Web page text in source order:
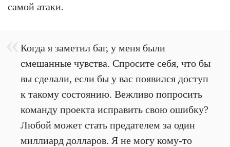
самой атаки.
Когда я заметил баг, у меня были
смешанные чувства. Спросите себя, что бы
вы сделали, если бы у вас появился доступ
к такому состоянию. Вежливо попросить
команду проекта исправить свою ошибку?
Любой может стать предателем за один
миллиард долларов. Я не могу кому-то